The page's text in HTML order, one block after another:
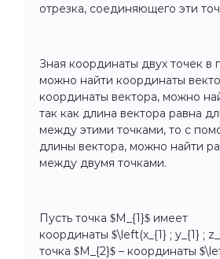
отрезка, соединяющего эти
Зная координаты двух точек в
можно найти координаты
координаты вектора, можно
так как длина вектора равна
между этими точками, то с
длины вектора, можно найти
между двумя точками.
Пусть точка $M_{1}$ имеет
координаты $\left(x_{1} ; y_{1} ;
точка $M_{2}$ – координаты